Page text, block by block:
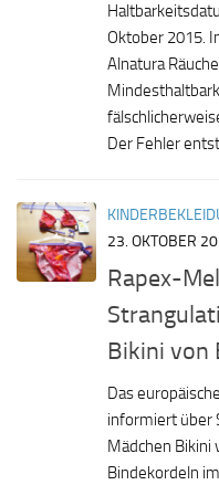
Oktober 2015.
Alnatura
Der Fehler
23. OKTOBER
Rapex-
Bikini von
Das
informiert über
Mädchen Bikini
Bindekordeln